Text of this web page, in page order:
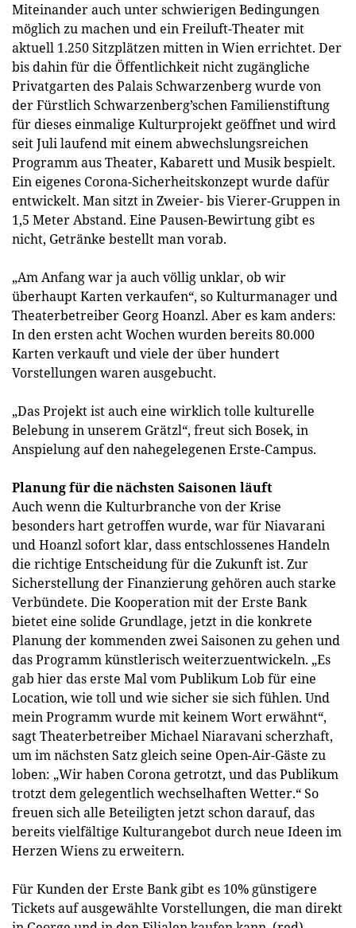
Miteinander auch unter schwierigen Bedingungen
möglich zu machen und ein Freiluft-Theater mit
aktuell 1.250 Sitzplätzen mitten in Wien errichtet. Der
bis dahin für die Öffentlichkeit nicht zugängliche
Privatgarten des Palais Schwarzenberg wurde von
der Fürstlich Schwarzenberg’schen Familienstiftung
für dieses einmalige Kulturprojekt geöffnet und wird
seit Juli laufend mit einem abwechslungsreichen
Programm aus Theater, Kabarett und Musik bespielt.
Ein eigenes Corona-Sicherheitskonzept wurde dafür
entwickelt. Man sitzt in Zweier- bis Vierer-Gruppen in
1,5 Meter Abstand. Eine Pausen-Bewirtung gibt es
nicht, Getränke bestellt man vorab.
„Am Anfang war ja auch völlig unklar, ob wir
überhaupt Karten verkaufen“, so Kulturmanager und
Theaterbetreiber Georg Hoanzl. Aber es kam anders:
In den ersten acht Wochen wurden bereits 80.000
Karten verkauft und viele der über hundert
Vorstellungen waren ausgebucht.
„Das Projekt ist auch eine wirklich tolle kulturelle
Belebung in unserem Grätzl“, freut sich Bosek, in
Anspielung auf den nahegelegenen Erste-Campus.
Planung für die nächsten Saisonen läuft
Auch wenn die Kulturbranche von der Krise
besonders hart getroffen wurde, war für Niavarani
und Hoanzl sofort klar, dass entschlossenes Handeln
die richtige Entscheidung für die Zukunft ist. Zur
Sicherstellung der Finanzierung gehören auch starke
Verbündete. Die Kooperation mit der Erste Bank
bietet eine solide Grundlage, jetzt in die konkrete
Planung der kommenden zwei Saisonen zu gehen und
das Programm künstlerisch weiterzuentwickeln. „Es
gab hier das erste Mal vom Publikum Lob für eine
Location, wie toll und wie sicher sie sich fühlen. Und
mein Programm wurde mit keinem Wort erwähnt“,
sagt Theaterbetreiber Michael Niaravani scherzhaft,
um im nächsten Satz gleich seine Open-Air-Gäste zu
loben: „Wir haben Corona getrotzt, und das Publikum
trotzt dem gelegentlich wechselhaften Wetter.“ So
freuen sich alle Beteiligten jetzt schon darauf, das
bereits vielfältige Kulturangebot durch neue Ideen im
Herzen Wiens zu erweitern.
Für Kunden der Erste Bank gibt es 10% günstigere
Tickets auf ausgewählte Vorstellungen, die man direkt